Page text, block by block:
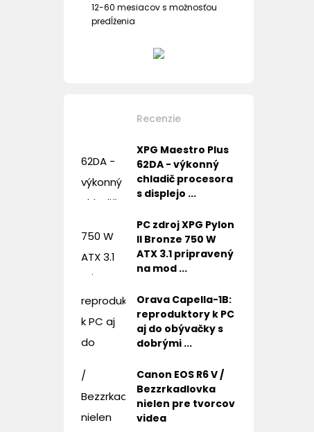
12-60 mesiacov s možnosťou
predĺženia
Recenzie
XPG Maestro Plus
62DA - výkonný
chladič procesora
s displejo ...
PC zdroj XPG Pylon
II Bronze 750 W
ATX 3.1 pripravený
na mod ...
Orava Capella-1B:
reproduktory k PC
aj do obývačky s
dobrými ...
Canon EOS R6 V /
Bezzrkadlovka
nielen pre tvorcov
videa